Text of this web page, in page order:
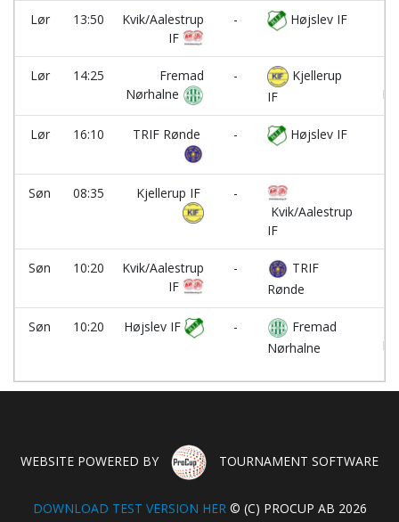
Lør 13:50
Kvik/Aalestrup
IF
- Højslev IF
Lør 14:25
Fremad
Nørhalne
-
Kjellerup
IF
Lør 16:10 TRIF Rønde - Højslev IF
Søn 08:35 Kjellerup IF
-
Kvik/Aalestrup
IF
Søn 10:20
Kvik/Aalestrup
IF
-
TRIF
Rønde
Søn 10:20 Højslev IF -
Fremad
Nørhalne
WEBSITE POWERED BY TOURNAMENT SOFTWARE
DOWNLOAD TEST VERSION HER© (C) PROCUP AB 2026